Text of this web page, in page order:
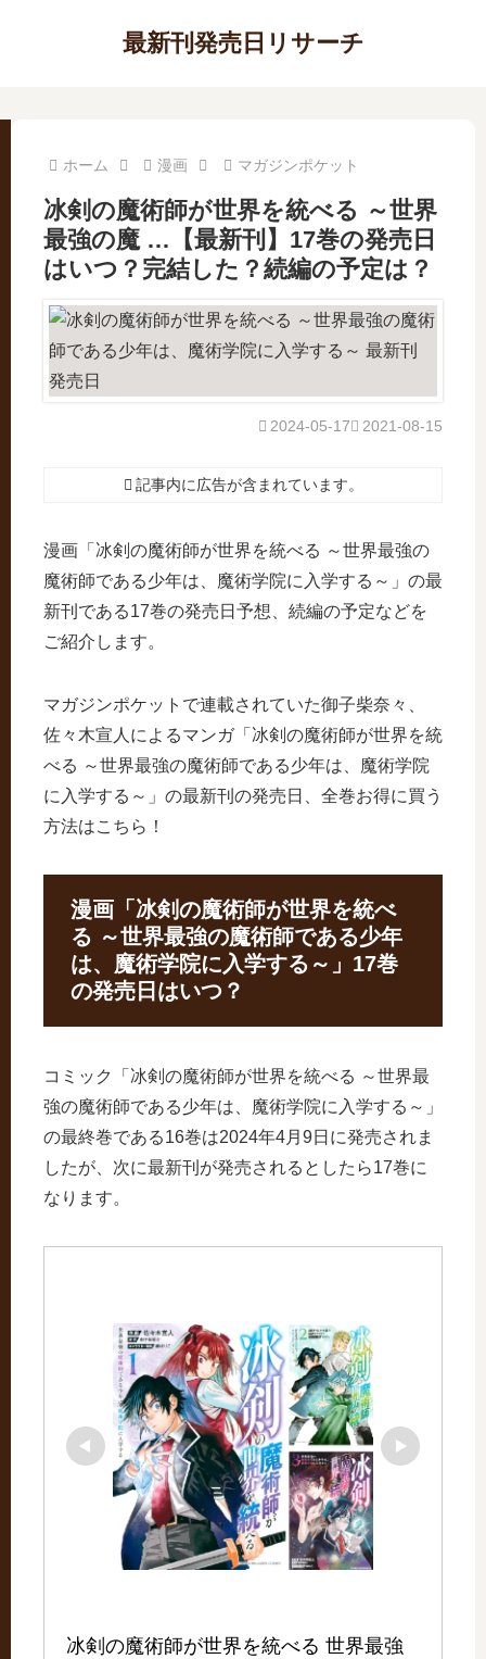
最新刊発売日リサーチ
ホーム 漫画 マガジンポケット
冰剣の魔術師が世界を統べる ～世界
最強の魔 …【最新刊】17巻の発売日
はいつ？完結した？続編の予定は？
2021-08-15
2024-05-17
記事内に広告が含まれています。
漫画「冰剣の魔術師が世界を統べる ～世界最強の
魔術師である少年は、魔術学院に入学する～」の最
新刊である17巻の発売日予想、続編の予定などを
ご紹介します。
マガジンポケットで連載されていた御子柴奈々、
佐々木宣人によるマンガ「冰剣の魔術師が世界を統
べる ～世界最強の魔術師である少年は、魔術学院
に入学する～」の最新刊の発売日、全巻お得に買う
方法はこちら！
漫画「冰剣の魔術師が世界を統べ
る ～世界最強の魔術師である少年
は、魔術学院に入学する～」17巻
の発売日はいつ？
コミック「冰剣の魔術師が世界を統べる ～世界最
強の魔術師である少年は、魔術学院に入学する～」
の最終巻である16巻は2024年4月9日に発売されま
したが、次に最新刊が発売されるとしたら17巻に
なります。
冰剣の魔術師が世界を統べる 世界最強